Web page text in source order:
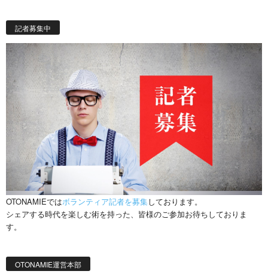
記者募集中
OTONAMIEではボランティア記者を募集しております。
シェアする時代を楽しむ術を持った、皆様のご参加お待ちしておりま
す。
OTONAMIE運営本部